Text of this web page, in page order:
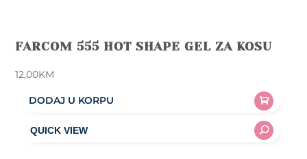
FARCOM 555 HOT SHAPE GEL ZA KOSU
12,00KM
DODAJ U KORPU